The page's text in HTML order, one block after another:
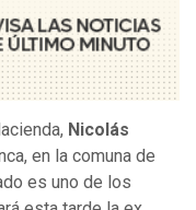
Nicolás
en la comuna de
es uno de los